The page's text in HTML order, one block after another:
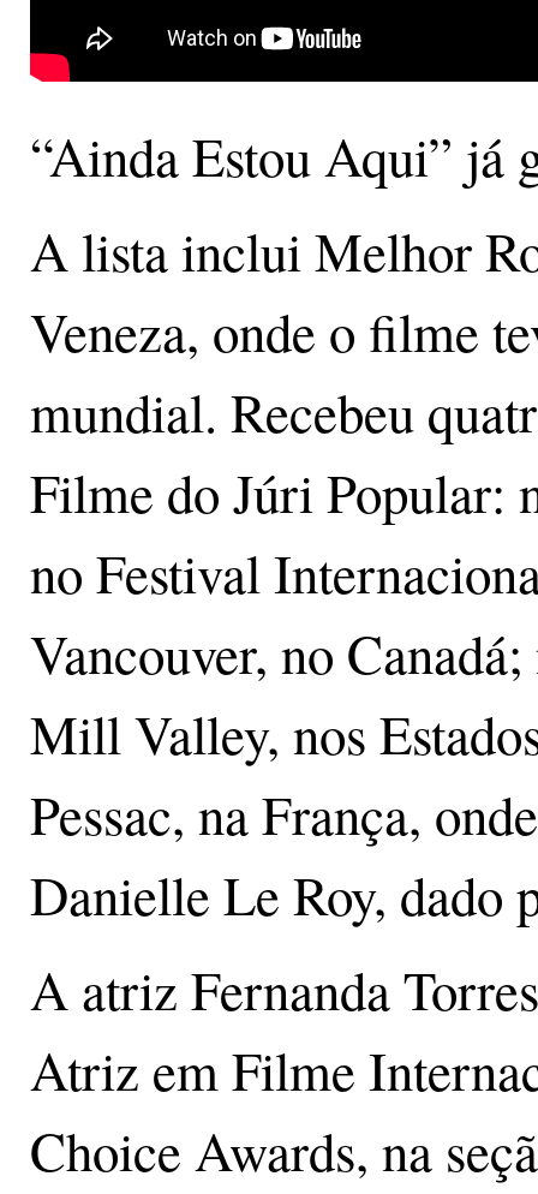
“Ainda Estou Aqui” já
A lista inclui Melhor
Veneza, onde o filme
mundial. Recebeu
Filme do Júri Popular:
no Festival
Vancouver, no
Mill Valley, nos
Pessac, na França,
Danielle Le Roy, dado
A atriz Fernanda
Atriz em Filme
Choice Awards, na